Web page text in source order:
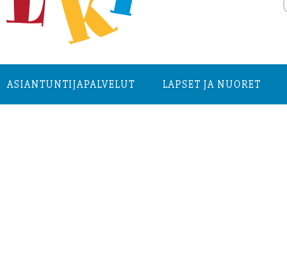
ASIANTUNTIJA­PALVELUT LAPSET JA NUORET